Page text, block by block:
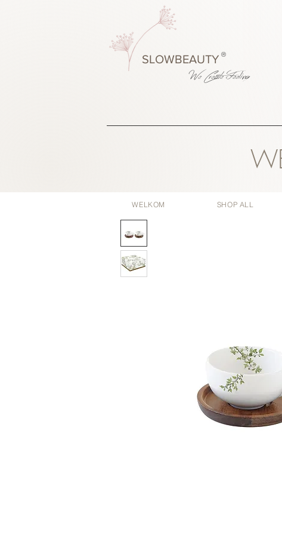
®
SLOWBEAUTY
We CreateFeeling
WELKOM SHOP ALL